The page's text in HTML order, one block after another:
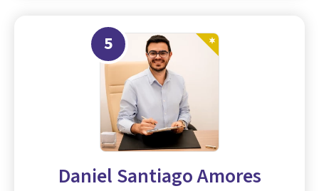
5
Daniel Santiago Amores